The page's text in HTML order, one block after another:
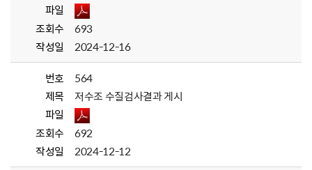
파일
조회수
693
작성일
2024-12-16
번호
564
제목
저수조 수질검사결과 게시
파일
조회수
692
작성일
2024-12-12